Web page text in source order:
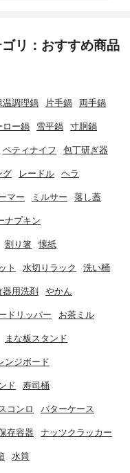
リ：おすすめ商品
温調理鍋 片手鍋 両手鍋
ロー鍋 雪平鍋 寸胴鍋
ペティナイフ 包丁研ぎ器
グ レードル ヘラ
マー ミルサー 落し蓋
ナプキン
割り箸 懐紙
ト 水切りラック 洗い桶
器用洗剤 やかん
ドリッパー お茶ミル
まな板スタンド
ンジボード
ド 寿司桶
コンロ バターケース
存容器 ナッツクラッカー
水筒